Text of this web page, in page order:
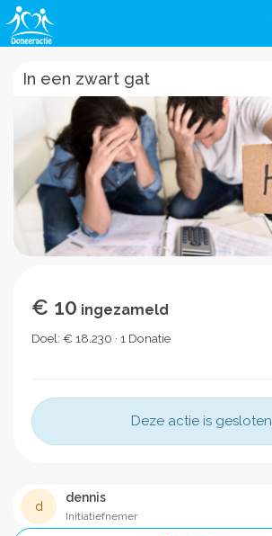
In een zwart gat
€ 10 ingezameld
Doel: € 18.230 · 1 Donatie
Deze actie is gesloten
d
dennis
Initiatiefnemer